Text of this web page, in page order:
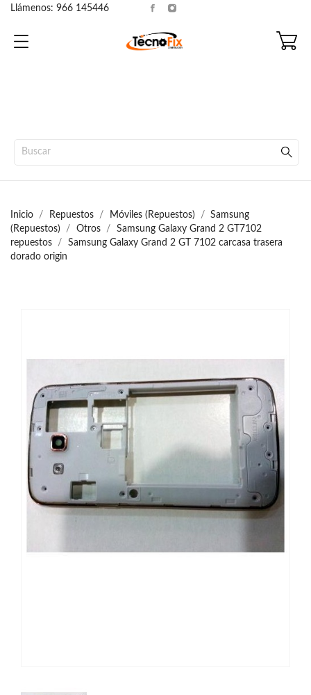
Llámenos: 966 145446
Inicio Repuestos Móviles (Repuestos)
Samsung
(Repuestos)
Otros
Samsung Galaxy Grand 2 GT7102
repuestos
Samsung Galaxy Grand 2 GT 7102 carcasa trasera
dorado origin